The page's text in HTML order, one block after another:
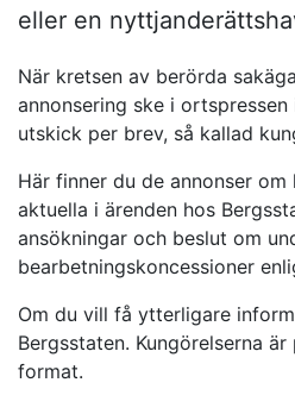
eller en
När kretsen av berörda
annonsering ske i
utskick per brev, så kallad
Här finner du de annonser
aktuella i ärenden hos
ansökningar och beslut om
bearbetningskoncessioner
Om du vill få ytterligare
Bergsstaten. Kungörelserna
format.